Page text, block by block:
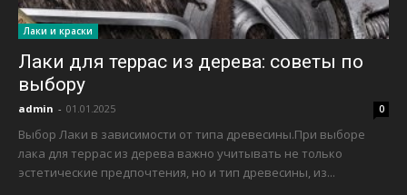
Лаки и краски
Лаки для террас из дерева: советы по
выбору
admin - 01.01.2025 0
Выбор Лаки в зависимости от типа древесины.При выборе
лака для террас из дерева важно учитывать не только
эстетические предпочтения, но и тип древесины, из...